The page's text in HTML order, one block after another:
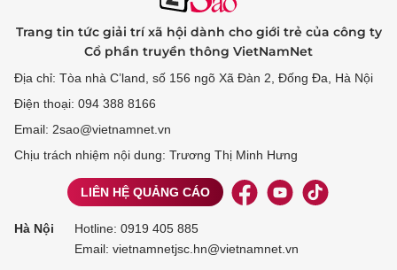
Trang tin tức giải trí xã hội dành cho giới trẻ của công ty
Cổ phần truyền thông VietNamNet
Địa chỉ: Tòa nhà C’land, số 156 ngõ Xã Đàn 2, Đống Đa, Hà Nội
Điện thoại: 094 388 8166
Email: 2sao@vietnamnet.vn
Chịu trách nhiệm nội dung: Trương Thị Minh Hưng
LIÊN HỆ QUẢNG CÁO
Hà Nội Hotline: 0919 405 885
Email: vietnamnetjsc.hn@vietnamnet.vn